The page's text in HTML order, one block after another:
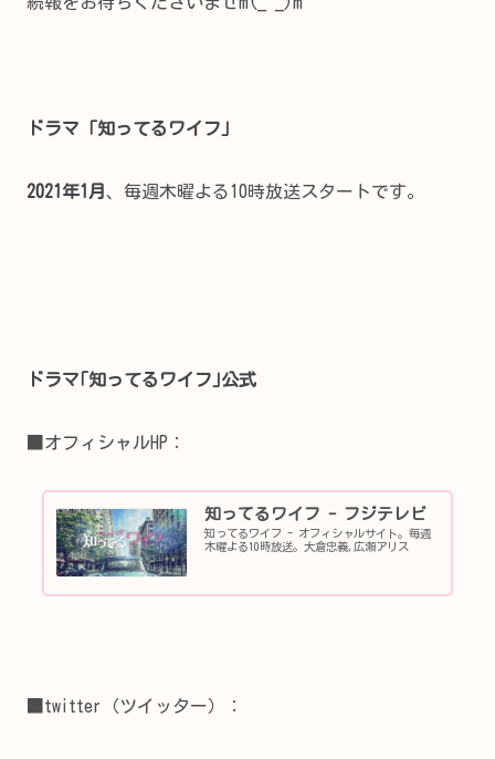
ドラマ「知ってるワイフ」
2021年1月 、毎週木曜よる10時放送スタートです。
ドラマ｢知ってるワイフ｣公式
■オフィシャルHP：
知ってるワイフ - フジテレビ
知ってるワイフ - オフィシャルサイト。毎週
木曜よる10時放送。大倉忠義,広瀬アリス
■twitter（ツイッター）：